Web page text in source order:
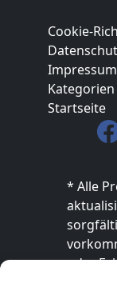
Cookie-
Impressum
Kategorien
Startseite
* Alle
oder